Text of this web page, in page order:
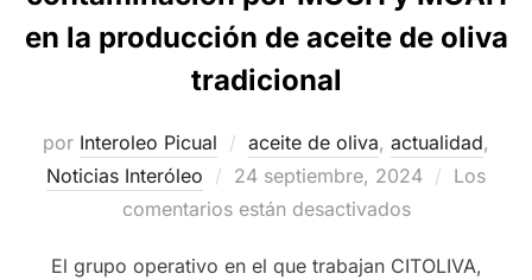
en la producción de aceite de oliva
tradicional
por Interoleo Picual aceite de oliva, actualidad,
Noticias Interóleo
Publicado
el
24 septiembre, 2024
Los
comentarios están desactivados
El grupo operativo en el que trabajan CITOLIVA,